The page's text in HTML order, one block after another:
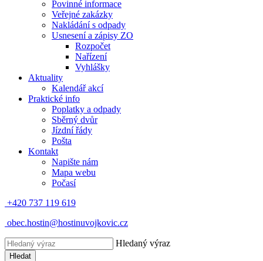
Povinné informace
Veřejné zakázky
Nakládání s odpady
Usnesení a zápisy ZO
Rozpočet
Nařízení
Vyhlášky
Aktuality
Kalendář akcí
Praktické info
Poplatky a odpady
Sběrný dvůr
Jízdní řády
Pošta
Kontakt
Napište nám
Mapa webu
Počasí
+420 737 119 619
obec.hostin@hostinuvojkovic.cz
Hledaný výraz
Hledat